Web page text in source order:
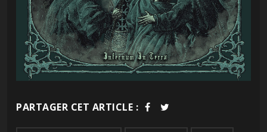
PARTAGER CET ARTICLE :